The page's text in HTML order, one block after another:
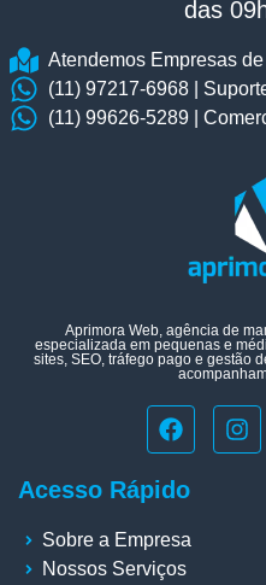
das
Atendemos Empresas
(11) 97217-6968 |
(11) 99626-5289 |
Aprimora Web, agência de
especializada em pequenas e
sites, SEO, tráfego pago e gestão
Acesso Rápido
Sobre a Empresa
Nossos Serviços